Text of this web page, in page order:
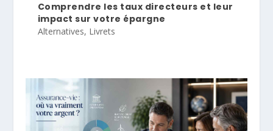
Comprendre les taux directeurs et leur
impact sur votre épargne
Alternatives, Livrets